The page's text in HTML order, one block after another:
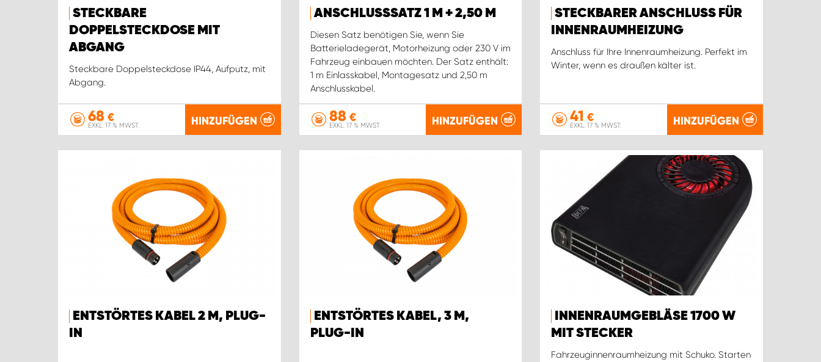
STECKBARE
DOPPELSTECKDOSE MIT
ABGANG
Steckbare Doppelsteckdose IP44, Aufputz, mit
Abgang.
68 €
EXKL. 17 % MWST. HINZUFÜGEN
ANSCHLUSSSATZ 1 M + 2,50 M
Diesen Satz benötigen Sie, wenn Sie
Batterieladegerät, Motorheizung oder 230 V im
Fahrzeug einbauen möchten. Der Satz enthält:
1 m Einlasskabel, Montagesatz und 2,50 m
Anschlusskabel.
88 €
EXKL. 17 % MWST. HINZUFÜGEN
STECKBARER ANSCHLUSS FÜR
INNENRAUMHEIZUNG
Anschluss für Ihre Innenraumheizung. Perfekt im
Winter, wenn es draußen kälter ist.
41 €
EXKL. 17 % MWST. HINZUFÜGEN
ENTSTÖRTES KABEL 2 M, PLUG-
IN
ENTSTÖRTES KABEL, 3 M,
PLUG-IN
INNENRAUMGEBLÄSE 1700 W
MIT STECKER
Fahrzeuginnenraumheizung mit Schuko. Starten